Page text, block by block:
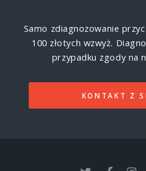
Samo zdiagnozowanie
100 złotych wzwyż.
przypadku zgody na
KONTAKT Z